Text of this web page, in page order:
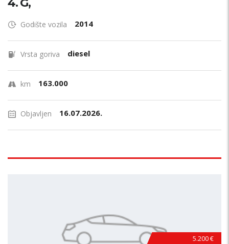
4. G,
Godište vozila 2014
Vrsta goriva diesel
km 163.000
Objavljen 16.07.2026.
5.200 €